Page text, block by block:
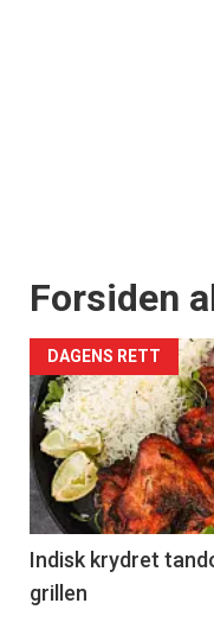
Forsiden
DAGENS RETT
Indisk krydret
grillen